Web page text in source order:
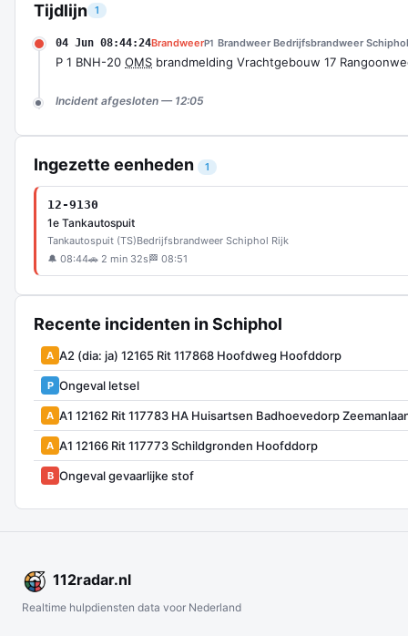
Tijdlijn 1
04 Jun 08:44:24BrandweerP1 Brandweer Bedrijfsbrandweer
P 1 BNH-20 OMS brandmelding Vrachtgebouw 17
Incident afgesloten — 12:05
Ingezette eenheden 1
12-9130
1e Tankautospuit
Tankautospuit (TS)Bedrijfsbrandweer Schiphol Rijk
🔔 08:44🚗 2 min 32s 🏁 08:51
Recente incidenten in Schiphol
A A2 (dia: ja) 12165 Rit 117868 Hoofdweg Hoofddorp
P Ongeval letsel
A A1 12162 Rit 117783 HA Huisartsen Badhoevedorp
A A1 12166 Rit 117773 Schildgronden Hoofddorp
B Ongeval gevaarlijke stof
112radar.nl
Realtime hulpdiensten data voor Nederland